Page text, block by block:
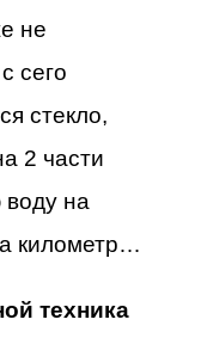
не
сего
стекло,
2 части
воду на
километр…
техника